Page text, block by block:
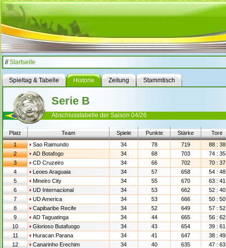
//Startseite
Spieltag & Tabelle Historie Zeitung Stammtisch
Serie B
Abschlusstabelle der Saison 04/26
Platz Team Spiele Punkte Stärke
Tore
1
Sao Raimundo 34 78 719
88 : 38
2
AD Botafogo 34 68 703
74 : 35
3
CD Cruzeiro 34 66 702
70 : 37
4
Leoes Araguaia 34 57 658
54 : 48
5
Mineiro City 34 55 670
63 : 41
6
UD Internacional 34 53 662
52 : 40
7
UD America 34 53 666
50 : 50
8
Capibaribe Recife 34 52 649
57 : 52
9
AD Taguatinga 34 44 665
56 : 62
10
Glorioso Butafuogo 34 43 654
39 : 61
11
Huracan Parana 34 41 647
38 : 49
12
Canarinho Erechim 34 40 635
47 : 63